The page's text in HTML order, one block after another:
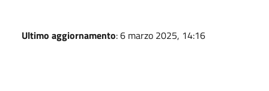
Ultimo aggiornamento: 6 marzo 2025, 14:16